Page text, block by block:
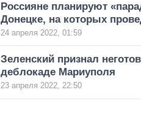
Россияне планируют
Донецке, на которых
24 апреля 2022, 01:59
Зеленский признал
деблокаде Мариуполя
23 апреля 2022, 22:50